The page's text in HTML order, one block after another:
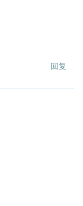
回复